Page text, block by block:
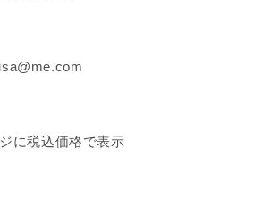
に税込価格で表示